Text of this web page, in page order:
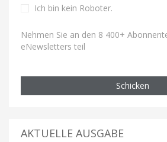
Ich bin kein Roboter.
Nehmen Sie an den 8 400+
eNewsletters teil
Schicken
AKTUELLE AUSGABE